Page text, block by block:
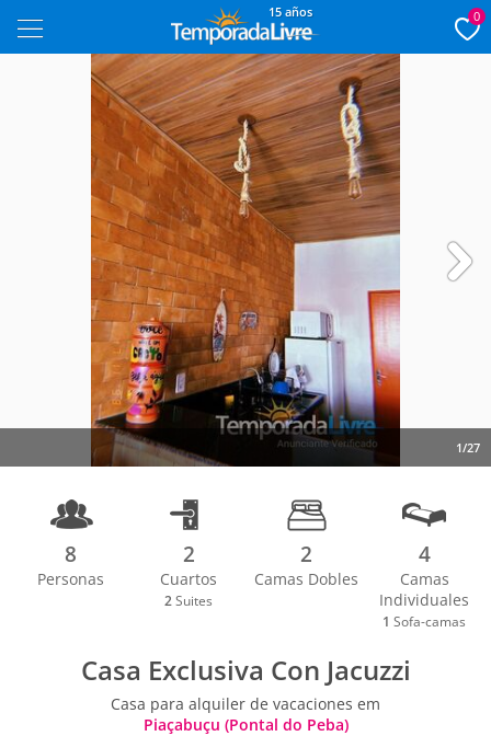
15 años 0
1/27
8
Personas
2
Cuartos
2 Suites
2
Camas Dobles
4
Camas
Individuales
1 Sofa-camas
Casa Exclusiva Con Jacuzzi
Casa para alquiler de vacaciones em
Piaçabuçu (Pontal do Peba)